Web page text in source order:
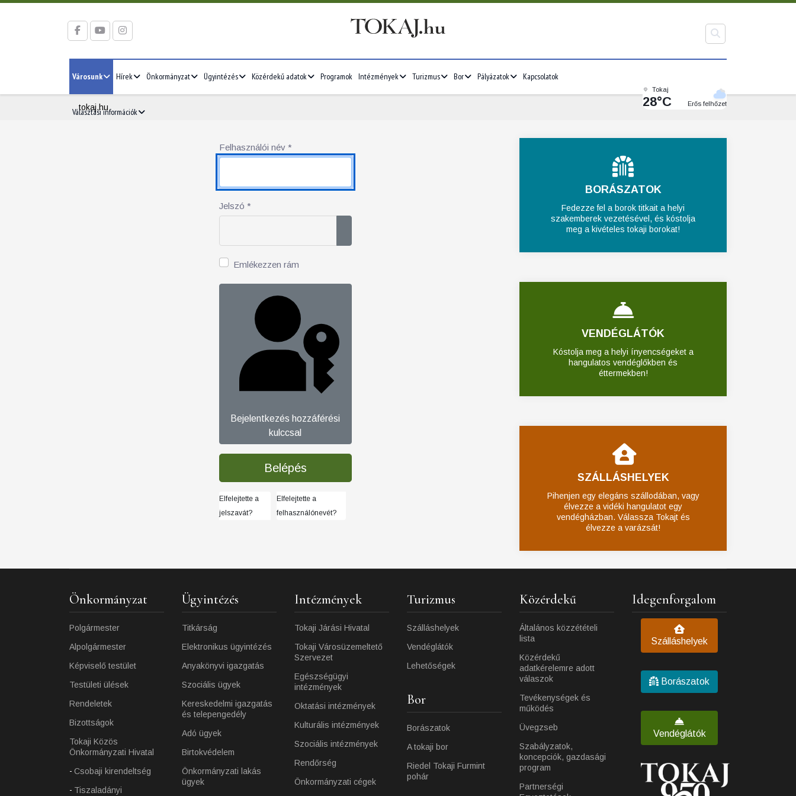
Városunk Hírek Önkormányzat Ügyintézés Közérdekű adatok Programok Intézmények Turizmus Bor Pályázatok Kapcsolatok
Választási információk
Tokaj
28°C Erős felhőzet
tokaj.hu
Felhasználói név *
Jelszó *
Emlékezzen rám
Bejelentkezés hozzáférési
kulccsal
Belépés
Elfelejtette a
jelszavát?
Elfelejtette a
felhasználónevét?
BORÁSZATOK
Fedezze fel a borok titkait a helyi
szakemberek vezetésével, és kóstolja
meg a kivételes tokaji borokat!
VENDÉGLÁTÓK
Kóstolja meg a helyi ínyencségeket a
hangulatos vendéglőkben és
éttermekben!
SZÁLLÁSHELYEK
Pihenjen egy elegáns szállodában, vagy
élvezze a vidéki hangulatot egy
vendégházban. Válassza Tokajt és
élvezze a varázsát!
Önkormányzat
Polgármester
Alpolgármester
Képviselő testület
Testületi ülések
Rendeletek
Bizottságok
Tokaji Közös
Önkormányzati Hivatal
Csobaji kirendeltség
Tiszaladányi
Ügyintézés
Titkárság
Elektronikus ügyintézés
Anyakönyvi igazgatás
Szociális ügyek
Kereskedelmi igazgatás
és telepengedély
Adó ügyek
Birtokvédelem
Önkormányzati lakás
ügyek
Intézmények
Tokaji Járási Hivatal
Tokaji Városüzemeltető
Szervezet
Egészségügyi
intézmények
Oktatási intézmények
Kulturális intézmények
Szociális intézmények
Rendőrség
Önkormányzati cégek
Turizmus
Szálláshelyek
Vendéglátók
Lehetőségek
Bor
Borászatok
A tokaji bor
Riedel Tokaji Furmint
pohár
Közérdekű
Általános közzétételi
lista
Közérdekű
adatkérelemre adott
válaszok
Tevékenységek és
működés
Üvegzseb
Szabályzatok,
koncepciók, gazdasági
program
Partnerségi
Idegenforgalom
Szálláshelyek
Borászatok
Vendéglátók